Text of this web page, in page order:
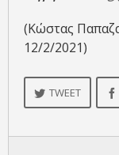
(Κώστας
12/2/2021)
TWEET